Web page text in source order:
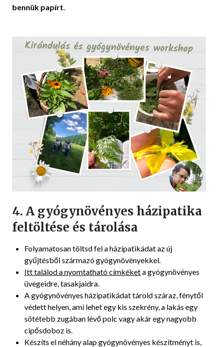
bennük papírt.
4. A gyógynövényes házipatika
feltöltése és tárolása
Folyamatosan töltsd fel a házipatikádat az új
gyűjtésből származó gyógynövényekkel.
Itt találod a nyomtatható címkéketa gyógynövényes
üvegeidre, tasakjaidra.
A gyógynövényes házipatikádat tárold száraz, fénytől
védett helyen, ami lehet egy kis szekrény, a lakás egy
sötétebb zugában lévő polc vagy akár egy nagyobb
cipősdoboz is.
Készíts el néhány alap gyógynövényes készítményt is,